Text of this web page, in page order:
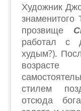
Художник
знаменитого
прозвище
работал с
худым?).
стилем
отсюда